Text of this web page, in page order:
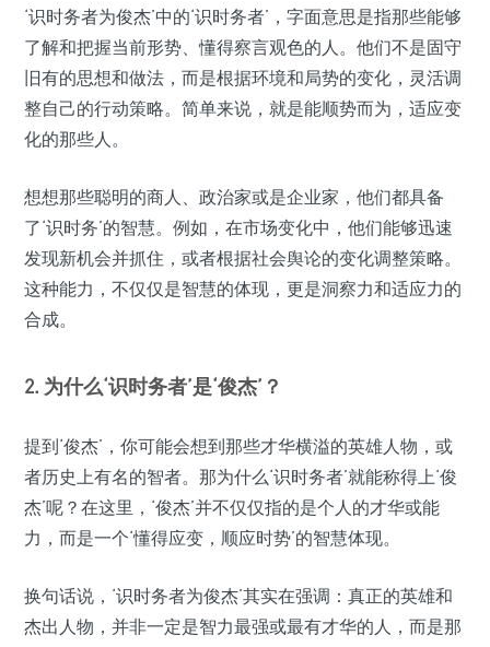
‘识时务者为俊杰’中的‘识时务者’，字面意思是指那些能够
了解和把握当前形势、懂得察言观色的人。他们不是固守
旧有的思想和做法，而是根据环境和局势的变化，灵活调
整自己的行动策略。简单来说，就是能顺势而为，适应变
化的那些人。
想想那些聪明的商人、政治家或是企业家，他们都具备
了‘识时务’的智慧。例如，在市场变化中，他们能够迅速
发现新机会并抓住，或者根据社会舆论的变化调整策略。
这种能力，不仅仅是智慧的体现，更是洞察力和适应力的
合成。
2. 为什么‘识时务者’是‘俊杰’？
提到‘俊杰’，你可能会想到那些才华横溢的英雄人物，或
者历史上有名的智者。那为什么‘识时务者’就能称得上‘俊
杰’呢？在这里，‘俊杰’并不仅仅指的是个人的才华或能
力，而是一个‘懂得应变，顺应时势’的智慧体现。
换句话说，‘识时务者为俊杰’其实在强调：真正的英雄和
杰出人物，并非一定是智力最强或最有才华的人，而是那